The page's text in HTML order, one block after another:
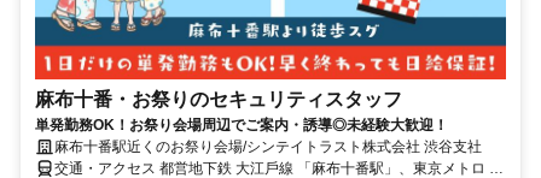
麻布十番・お祭りのセキュリティスタッフ
単発勤務OK！お祭り会場周辺でご案内・誘導◎未経験大歓迎！
⿇布⼗番駅近くのお祭り会場/シンテイトラスト株式会社 渋谷支社
交通・アクセス 都営地下鉄 ⼤江⼾線 「⿇布⼗番駅」、東京メトロ 南